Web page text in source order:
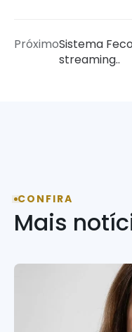
PróximoSistema
streaming..
CONFIRA
Mais